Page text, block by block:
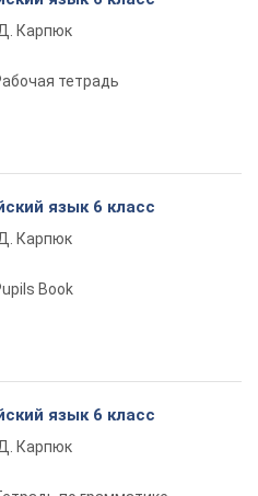
Карпюк
тетрадь
язык 6 класс
Карпюк
Book
язык 6 класс
Карпюк